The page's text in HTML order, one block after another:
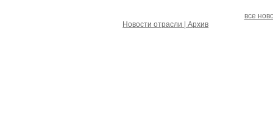
все
Новости отрасли | Архив